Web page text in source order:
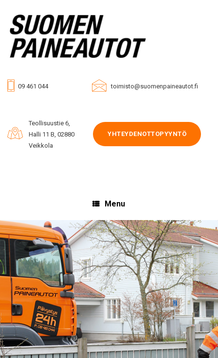
content
09 461 044 toimisto@suomenpaineautot.fi
Teollisuustie 6,
Halli 11 B, 02880
Veikkola
YHTEYDENOTTOPYYNTÖ
Menu